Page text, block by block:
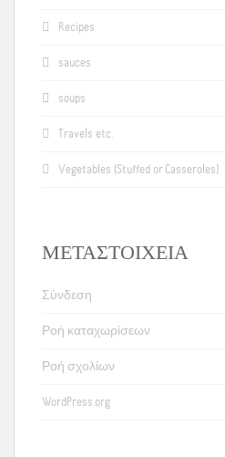
Recipes
sauces
soups
Travels etc.
Vegetables (Stuffed or Casseroles)
ΜΕΤΑΣΤΟΙΧΕΊΑ
Σύνδεση
Ροή καταχωρίσεων
Ροή σχολίων
WordPress.org